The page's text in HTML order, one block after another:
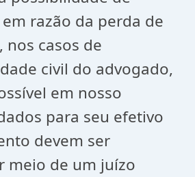
razão da perda de
nos casos de
civil do advogado,
em nosso
para seu efetivo
devem ser
meio de um juízo